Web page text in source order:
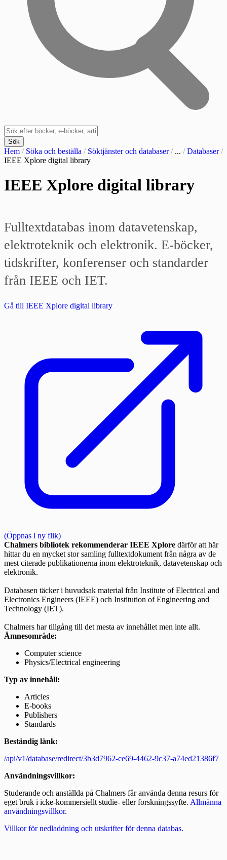
Sök
Hem / Söka och beställa / Söktjänster och databaser / ... /Databaser /
IEEE Xplore digital library
IEEE Xplore digital library
Fulltextdatabas inom datavetenskap,
elektroteknik och elektronik. E-böcker,
tidskrifter, konferenser och standarder
från IEEE och IET.
Gå till IEEE Xplore digital library
(Öppnas i ny flik)
Chalmers bibliotek rekommenderar IEEE Xplore därför att här
hittar du en mycket stor samling fulltextdokument från några av de
mest citerade publikationerna inom elektroteknik, datavetenskap och
elektronik.
Databasen täcker i huvudsak material från Institute of Electrical and
Electronics Engineers (IEEE) och Institution of Engineering and
Technology (IET).
Chalmers har tillgång till det mesta av innehållet men inte allt.
Ämnesområde:
Computer science
Physics/Electrical engineering
Typ av innehåll:
Articles
E-books
Publishers
Standards
Beständig länk:
/api/v1/database/redirect/3b3d7962-ce69-4462-9c37-a74ed21386f7
Användningsvillkor:
Studerande och anställda på Chalmers får använda denna resurs för
eget bruk i icke-kommersiellt studie- eller forskningssyfte. Allmänna
användningsvillkor.
Villkor för nedladdning och utskrifter för denna databas.